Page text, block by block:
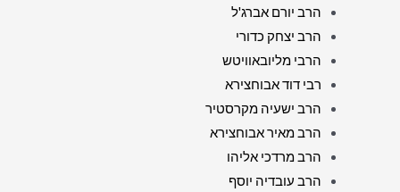
הרב יורם אברג'ל
הרב יצחק כדורי
הרבי מליובאוויטש
רבי דוד אבוחצירא
הרב ישעיה מקרסטיר
הרב מאיר אבוחצירא
הרב מרדכי אליהו
הרב עובדיה יוסף